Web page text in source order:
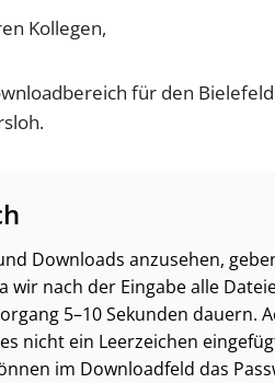
Kollegen,
für den
Downloads anzusehen,
wir nach der Eingabe alle
5–10 Sekunden dauern.
nicht ein Leerzeichen
im Downloadfeld das